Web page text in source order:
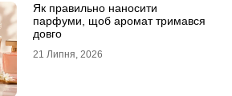
Як правильно наносити
парфуми, щоб аромат тримався
довго
21 Липня, 2026